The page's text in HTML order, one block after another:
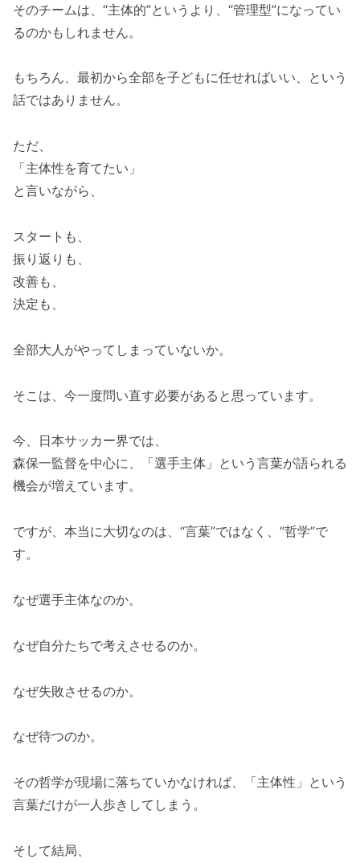
そのチームは、“主体的”というより、“管理型”になってい
るのかもしれません。
もちろん、最初から全部を子どもに任せればいい、という
話ではありません。
ただ、
「主体性を育てたい」
と言いながら、
スタートも、
振り返りも、
改善も、
決定も、
全部大人がやってしまっていないか。
そこは、今一度問い直す必要があると思っています。
今、日本サッカー界では、
森保一監督を中心に、「選手主体」という言葉が語られる
機会が増えています。
ですが、本当に大切なのは、“言葉”ではなく、“哲学”で
す。
なぜ選手主体なのか。
なぜ自分たちで考えさせるのか。
なぜ失敗させるのか。
なぜ待つのか。
その哲学が現場に落ちていかなければ、「主体性」という
言葉だけが一人歩きしてしまう。
そして結局、